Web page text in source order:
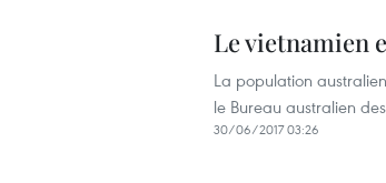
Le vietnamien
La population
le Bureau australien
30/06/2017 03:26